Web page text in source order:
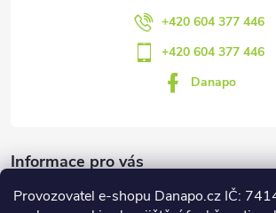
Provozovatel e-shopu Danapo.cz IČ:
+420 604 377 446
+420 604 377 446
Danapo
Informace pro vás